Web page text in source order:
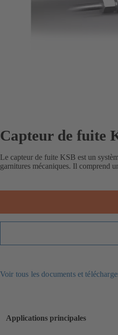
Capteur de fuite
Le capteur de fuite KSB est un
garnitures mécaniques. Il comprend
Voir tous les documents et
Applications principales